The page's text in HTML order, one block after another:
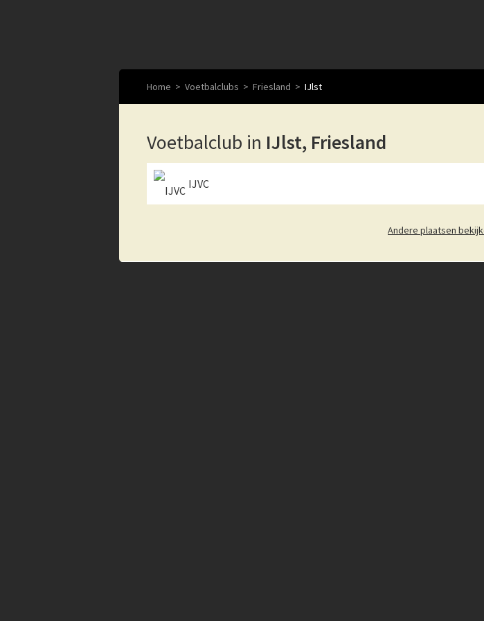
Home Voetbalclubs Friesland IJlst
Voetbalclub in IJlst, Friesland
IJVC
Andere plaatsen